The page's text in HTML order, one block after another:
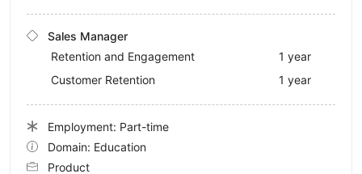
Sales Manager
Retention and Engagement
1 year
Customer Retention
1 year
Employment: Part-time
Domain: Education
Product